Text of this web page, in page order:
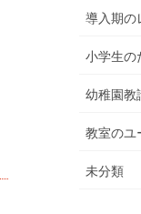
導入期の
小学生の
幼稚園教
教室のユ
未分類